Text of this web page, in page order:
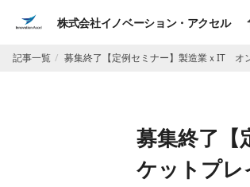
株式会社イノベーション・アクセル
記事一覧 募集終了【定例セミナー】製造業ｘIT オ
募集終了
ケットプ